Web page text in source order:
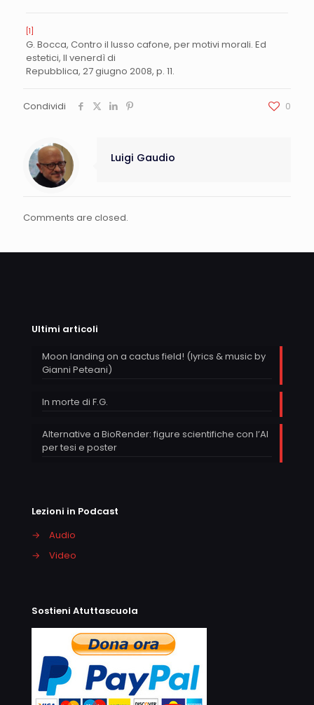
[1]
G. Bocca, Contro il lusso cafone, per motivi morali. Ed
estetici, Il venerdì di
Repubblica, 27 giugno 2008, p. 11.
Condividi 0
Luigi Gaudio
Comments are closed.
Ultimi articoli
Moon landing on a cactus field! (lyrics & music by
Gianni Peteani)
In morte di F.G.
Alternative a BioRender: figure scientifiche con l’AI
per tesi e poster
Lezioni in Podcast
→
Audio
→
Video
Sostieni Atuttascuola